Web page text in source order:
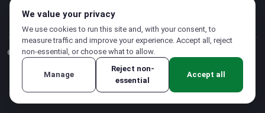
© 2026 CloudSigma Holding AG.Alle rechten voorbehouden
Privacybeleid·Servicevoorwaarden
We value your privacy
We use cookies to run this site and, with your consent, to
measure traffic and improve your experience. Accept all, reject
non-essential, or choose what to allow.
Manage
Reject non-
essential
Accept all